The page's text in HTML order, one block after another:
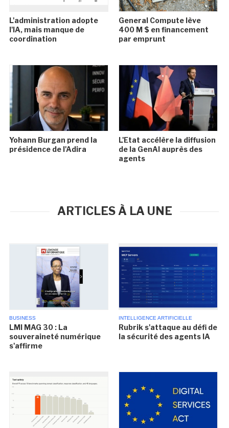
L'administration adopte
l'IA, mais manque de
coordination
General Compute lève
400 M $ en financement
par emprunt
Yohann Burgan prend la
présidence de l'Adira
L'Etat accélère la diffusion
de la GenAI auprès des
agents
ARTICLES À LA UNE
BUSINESS
LMI MAG 30 : La
souveraineté numérique
s'affirme
INTELLIGENCE ARTIFICIELLE
Rubrik s'attaque au défi de
la sécurité des agents IA